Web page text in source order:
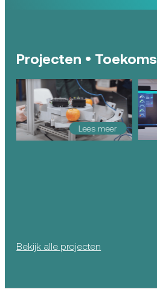
Projecten •
Lees meer
Bekijk alle projecten